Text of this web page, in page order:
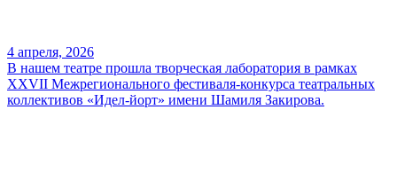
4 апреля, 2026
В нашем театре прошла творческая лаборатория в рамках
XXVII Межрегионального фестиваля-конкурса театральных
коллективов «Идел-йорт» имени Шамиля Закирова.